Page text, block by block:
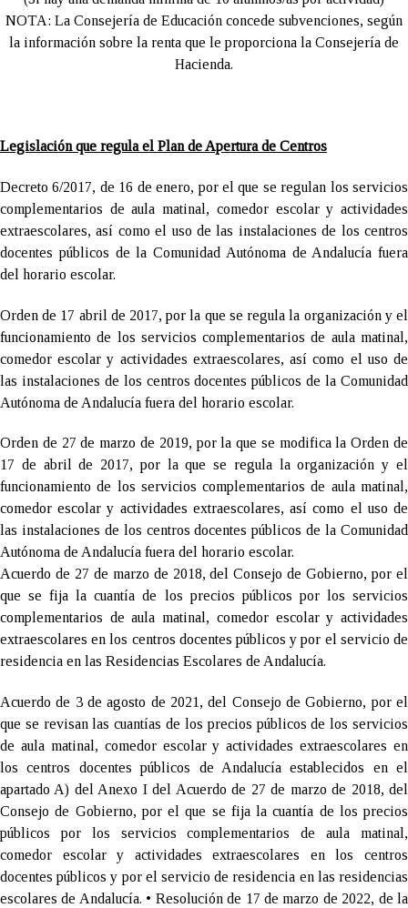
NOTA: La Consejería de Educación concede subvenciones, según
la información sobre la renta que le proporciona la Consejería de
Hacienda.
Legislación que regula el Plan de Apertura de Centros
Decreto 6/2017, de 16 de enero, por el que se regulan los servicios
complementarios de aula matinal, comedor escolar y actividades
extraescolares, así como el uso de las instalaciones de los centros
docentes públicos de la Comunidad Autónoma de Andalucía fuera
del horario escolar.
Orden de 17 abril de 2017, por la que se regula la organización y el
funcionamiento de los servicios complementarios de aula matinal,
comedor escolar y actividades extraescolares, así como el uso de
las instalaciones de los centros docentes públicos de la Comunidad
Autónoma de Andalucía fuera del horario escolar.
Orden de 27 de marzo de 2019, por la que se modifica la Orden de
17 de abril de 2017, por la que se regula la organización y el
funcionamiento de los servicios complementarios de aula matinal,
comedor escolar y actividades extraescolares, así como el uso de
las instalaciones de los centros docentes públicos de la Comunidad
Autónoma de Andalucía fuera del horario escolar.
Acuerdo de 27 de marzo de 2018, del Consejo de Gobierno, por el
que se fija la cuantía de los precios públicos por los servicios
complementarios de aula matinal, comedor escolar y actividades
extraescolares en los centros docentes públicos y por el servicio de
residencia en las Residencias Escolares de Andalucía.
Acuerdo de 3 de agosto de 2021, del Consejo de Gobierno, por el
que se revisan las cuantías de los precios públicos de los servicios
de aula matinal, comedor escolar y actividades extraescolares en
los centros docentes públicos de Andalucía establecidos en el
apartado A) del Anexo I del Acuerdo de 27 de marzo de 2018, del
Consejo de Gobierno, por el que se fija la cuantía de los precios
públicos por los servicios complementarios de aula matinal,
comedor escolar y actividades extraescolares en los centros
docentes públicos y por el servicio de residencia en las residencias
escolares de Andalucía. • Resolución de 17 de marzo de 2022, de la